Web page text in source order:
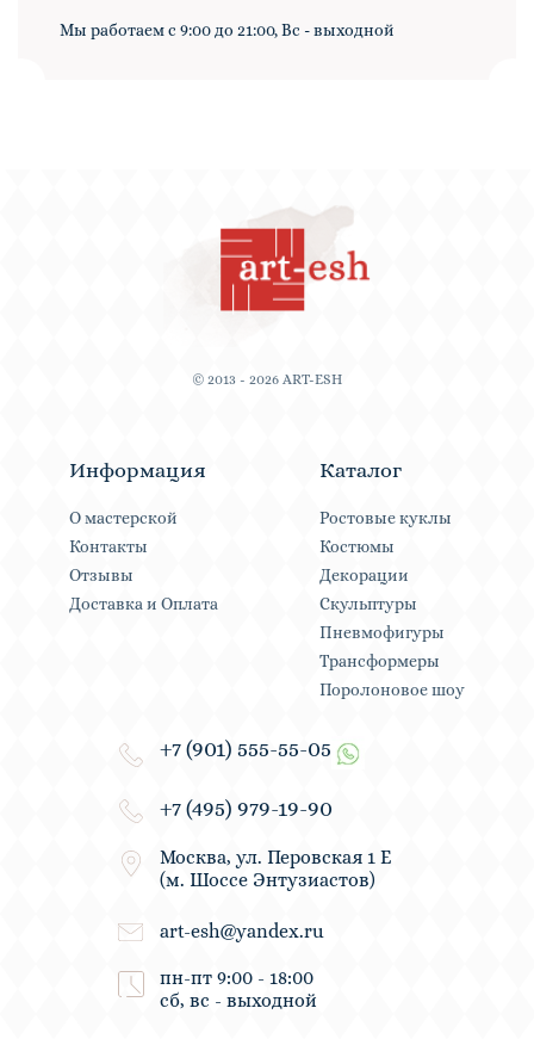
Мы работаем с 9:00 до 21:00, Вс - выходной
© 2013 - 2026 ART-ESH
Информация
О мастерской
Контакты
Отзывы
Доставка и Оплата
Каталог
Ростовые куклы
Костюмы
Декорации
Скульптуры
Пневмофигуры
Трансформеры
Поролоновое шоу
+7 (901) 555-55-05
+7 (495) 979-19-90
Москва, ул. Перовская 1 Е
(м. Шоссе Энтузиастов)
art-esh@yandex.ru
пн-пт 9:00 - 18:00
сб, вс - выходной